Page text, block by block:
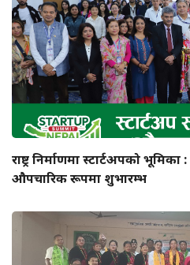
राष्ट्र निर्माणमा स्टार्टअपको
औपचारिक रूपमा शुभारम्भ